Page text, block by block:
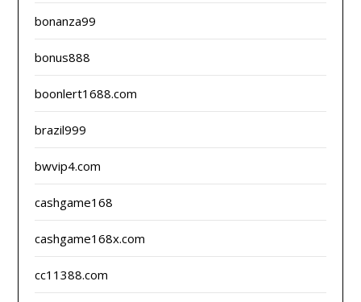
bonanza99
bonus888
boonlert1688.com
brazil999
bwvip4.com
cashgame168
cashgame168x.com
cc11388.com